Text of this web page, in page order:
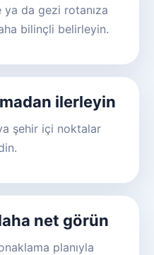
ya da gezi rotanıza
bilinçli belirleyin.
ilerleyin
şehir içi noktalar
net görün
planıyla